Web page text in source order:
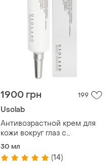
1900 грн 199
Usolab
Антивозрастной крем для
кожи вокруг глаз с
пептидами usolab bio
renaturation eye repair
cream - 30 мл
30 мл
(14)